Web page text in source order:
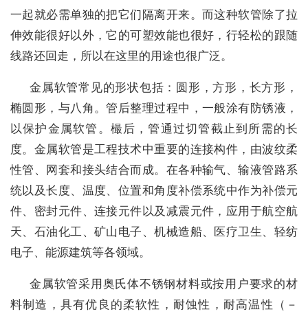
一起就必需单独的把它们隔离开来。而这种软管除了拉
伸效能很好以外，它的可塑效能也很好，行轻松的跟随
线路还回走，所以在这里的用途也很广泛。
金属软管常见的形状包括：圆形，方形，长方形，
椭圆形，与八角。管后整理过程中，一般涂有防锈液，
以保护金属软管。樶后，管通过切管截止到所需的长
度。金属软管是工程技术中重要的连接构件，由波纹柔
性管、网套和接头结合而成。在各种输气、输液管路系
统以及长度、温度、位置和角度补偿系统中作为补偿元
件、密封元件、连接元件以及减震元件，应用于航空航
天、石油化工、矿山电子、机械造船、医疗卫生、轻纺
电子、能源建筑等各领域。
金属软管采用奥氏体不锈钢材料或按用户要求的材
料制造，具有优良的柔软性，耐蚀性，耐高温性（－